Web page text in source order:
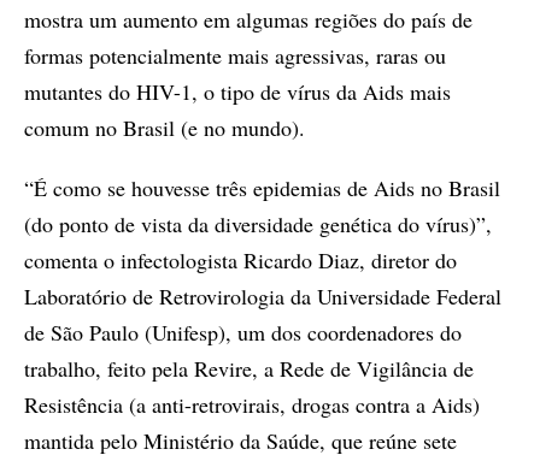
mostra um aumento em algumas regiões do país de
formas potencialmente mais agressivas, raras ou
mutantes do HIV-1, o tipo de vírus da Aids mais
comum no Brasil (e no mundo).
“É como se houvesse três epidemias de Aids no Brasil
(do ponto de vista da diversidade genética do vírus)”,
comenta o infectologista Ricardo Diaz, diretor do
Laboratório de Retrovirologia da Universidade Federal
de São Paulo (Unifesp), um dos coordenadores do
trabalho, feito pela Revire, a Rede de Vigilância de
Resistência (a anti-retrovirais, drogas contra a Aids)
mantida pelo Ministério da Saúde, que reúne sete